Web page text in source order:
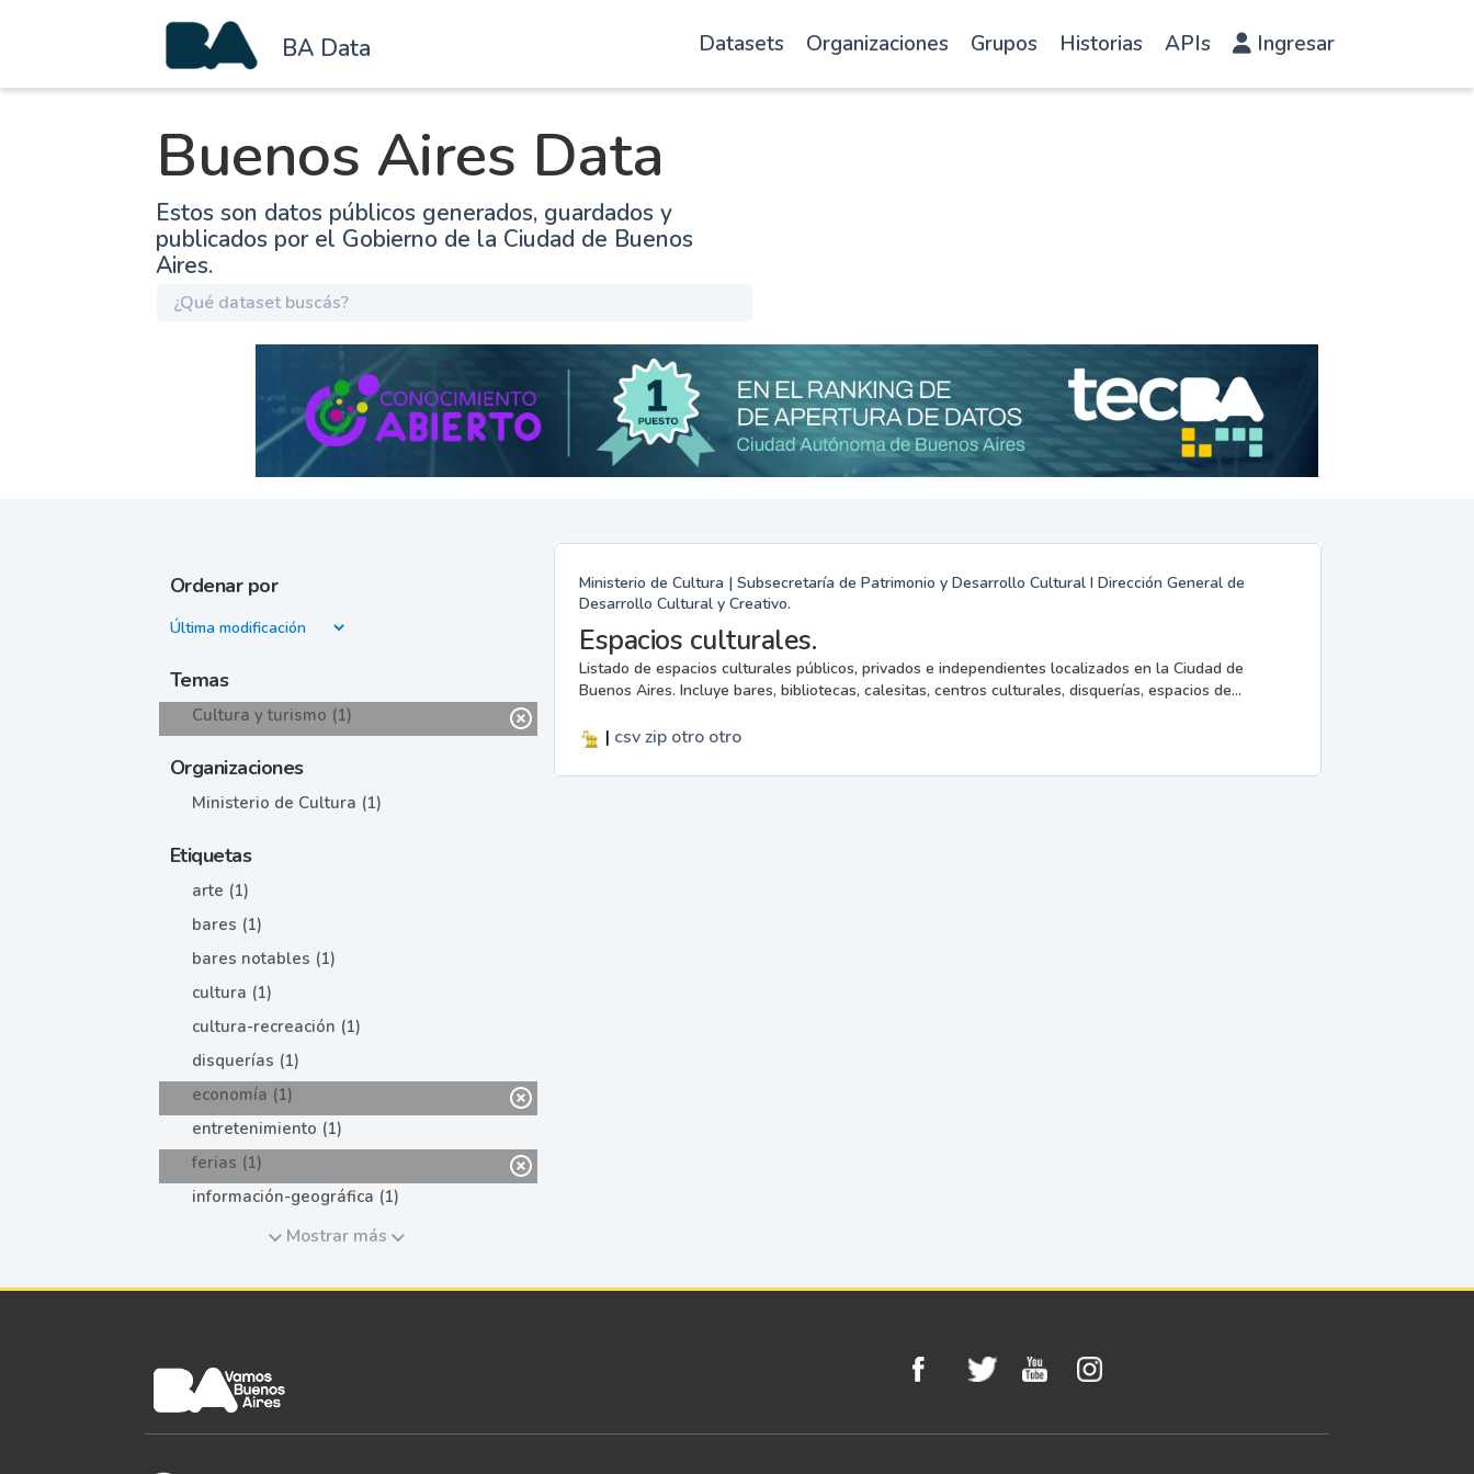
BA Data Datasets Organizaciones Grupos Historias APIs Ingresar
Buenos Aires Data
Estos son datos públicos generados, guardados y
publicados por el Gobierno de la Ciudad de Buenos
Aires.
Ordenar por
Temas
Cultura y turismo (1)
Organizaciones
Ministerio de Cultura (1)
Etiquetas
arte (1)
bares (1)
bares notables (1)
cultura (1)
cultura-recreación (1)
disquerías (1)
economía (1)
entretenimiento (1)
ferias (1)
información-geográfica (1)
Mostrar más
Ministerio de Cultura | Subsecretaría de Patrimonio y Desarrollo Cultural I Dirección General de
Desarrollo Cultural y Creativo.
Espacios culturales.
Listado de espacios culturales públicos, privados e independientes localizados en la Ciudad de
Buenos Aires. Incluye bares, bibliotecas, calesitas, centros culturales, disquerías, espacios de...
| csvzip otro otro